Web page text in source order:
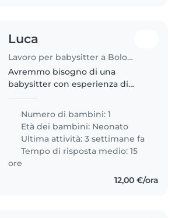
Luca
Lavoro per babysitter a Bologna
Avremmo bisogno di una
babysitter con esperienza di
anni, che abbia l'automobile per
andare a prenderla al nido e
saltuariamente stare con lei alla
sera
Numero di bambini: 1
Età dei bambini: Neonato
Ultima attività: 3 settimane fa
Tempo di risposta medio: 15
ore
12,00 €/ora